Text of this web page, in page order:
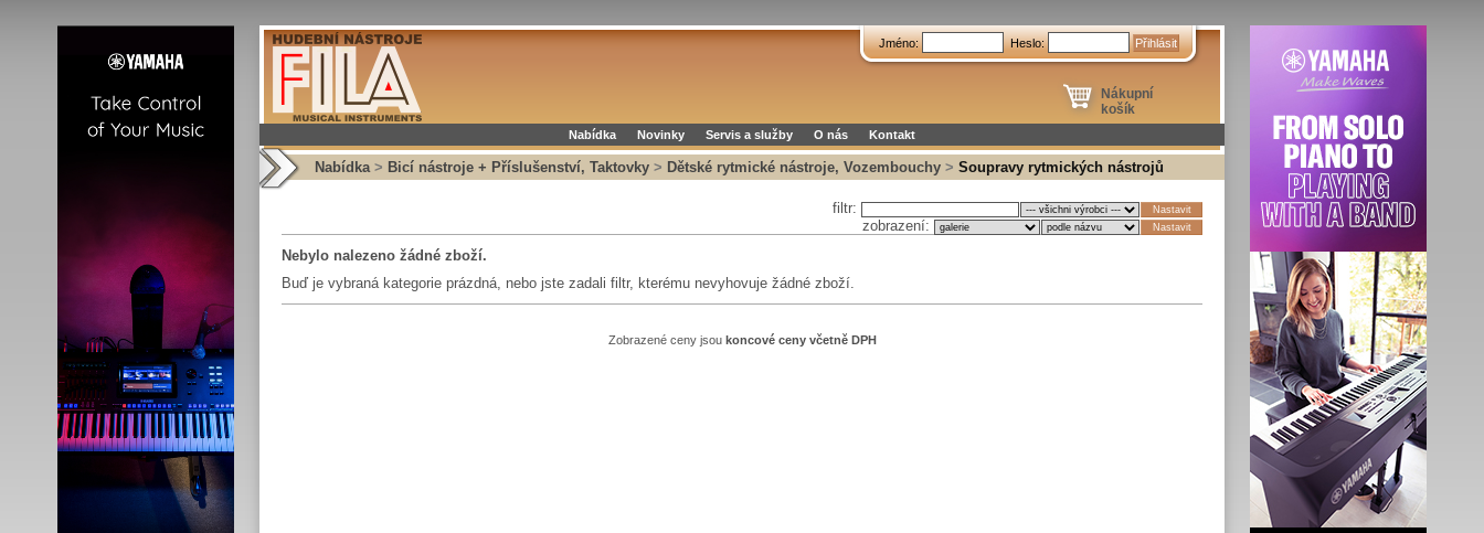
Nákupní
košík
Jméno: Heslo:
Nabídka Novinky Servis a služby O nás Kontakt
Nabídka > Bicí nástroje + Příslušenství, Taktovky > Dětské rytmické nástroje, Vozembouchy > Soupravy rytmických nástrojů
filtr:
zobrazení:
Nebylo nalezeno žádné zboží.
Buď je vybraná kategorie prázdná, nebo jste zadali filtr, kterému nevyhovuje žádné zboží.
Zobrazené ceny jsou koncové ceny včetně DPH